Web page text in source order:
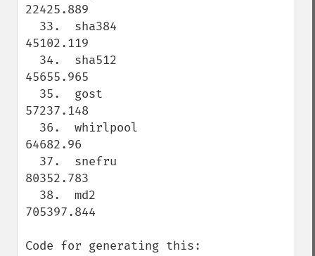
22425.889
45102.119
45655.965
57237.148
64682.96
80352.783
705397.844
Code for generating this: